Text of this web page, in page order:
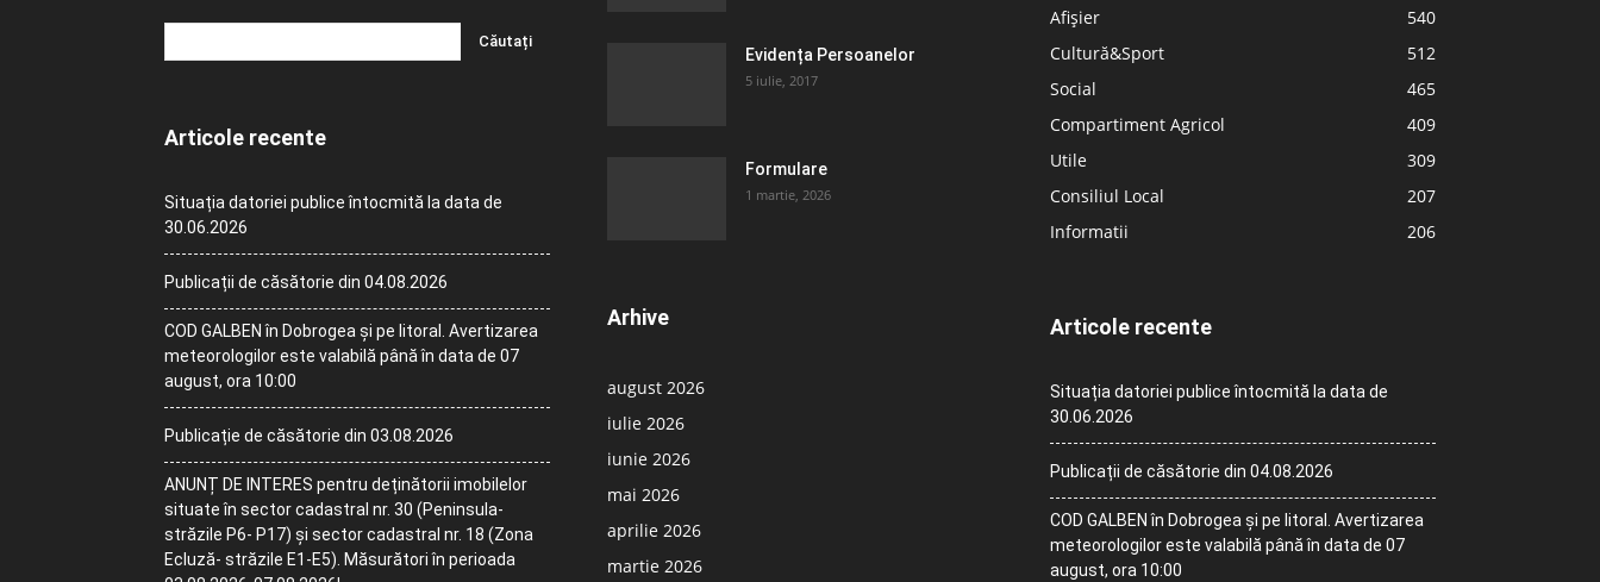
Articole recente
Situația datoriei publice întocmită la data de
30.06.2026
Publicații de căsătorie din 04.08.2026
COD GALBEN în Dobrogea și pe litoral. Avertizarea
meteorologilor este valabilă până în data de 07
august, ora 10:00
Publicație de căsătorie din 03.08.2026
ANUNȚ DE INTERES pentru deținătorii imobilelor
situate în sector cadastral nr. 30 (Peninsula-
străzile P6- P17) și sector cadastral nr. 18 (Zona
Ecluză- străzile E1-E5). Măsurători în perioada
Evidența Persoanelor
5 iulie, 2017
Formulare
1 martie, 2026
Arhive
august 2026
iulie 2026
iunie 2026
mai 2026
aprilie 2026
martie 2026
Afișier
540
Cultură&Sport
512
Social
465
Compartiment Agricol
409
Utile
309
Consiliul Local
207
Informatii
206
Articole recente
Situația datoriei publice întocmită la data de
30.06.2026
Publicații de căsătorie din 04.08.2026
COD GALBEN în Dobrogea și pe litoral. Avertizarea
meteorologilor este valabilă până în data de 07
august, ora 10:00